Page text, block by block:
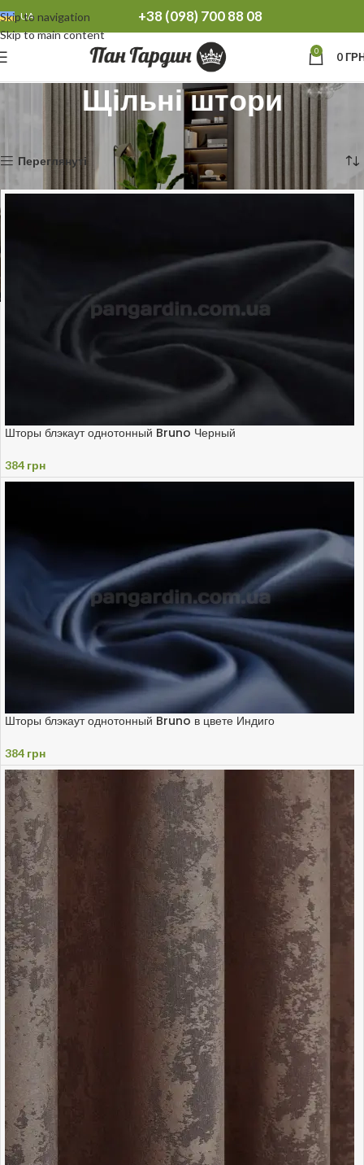
Skip to navigation
Skip to main content
UA +38 (098) 700 88 08
0 0
Щільні штори
Щільні штори
Переглянуті
Шторы блэкаут однотонный Bruno Черный
384 грн
Шторы блэкаут однотонный Bruno в цвете Индиго
384 грн